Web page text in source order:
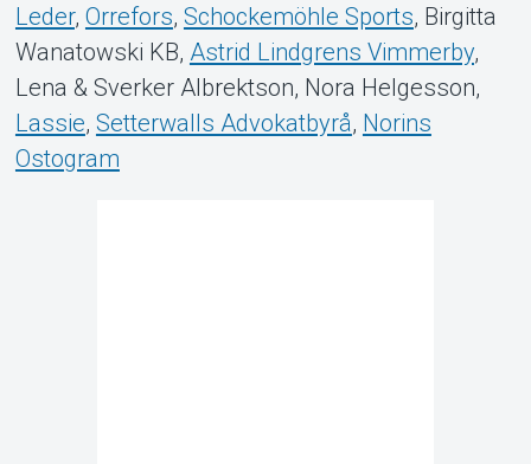
Leder, Orrefors, Schockemöhle Sports, Birgitta
Wanatowski KB, Astrid Lindgrens Vimmerby,
Lena & Sverker Albrektson, Nora Helgesson,
Lassie, Setterwalls Advokatbyrå, Norins
Ostogram